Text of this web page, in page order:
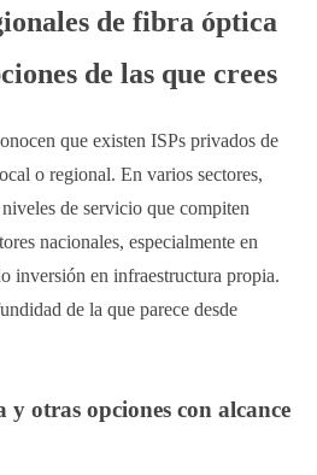
de fibra óptica
de las que crees
que existen ISPs privados de
o regional. En varios sectores,
de servicio que compiten
nacionales, especialmente en
inversión en infraestructura propia.
de la que parece desde
otras opciones con alcance